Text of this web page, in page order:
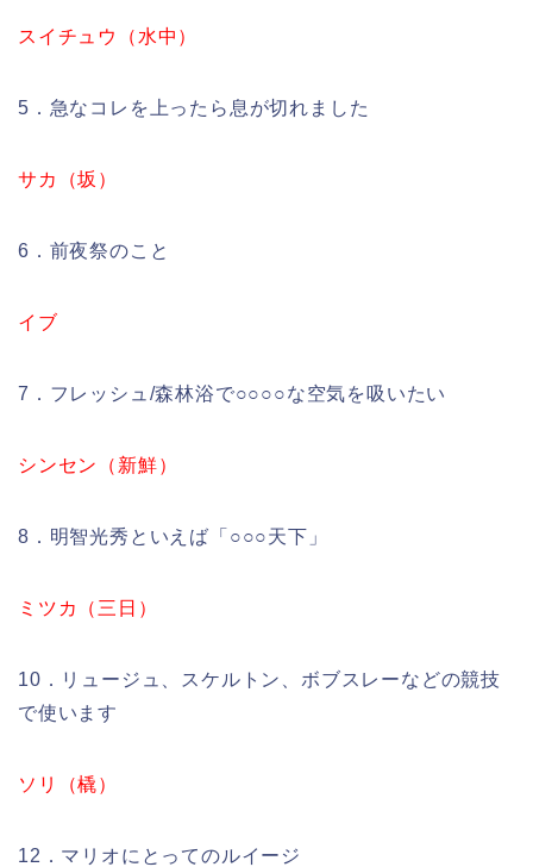
スイチュウ（水中）
5．急なコレを上ったら息が切れました
サカ（坂）
6．前夜祭のこと
イブ
7．フレッシュ/森林浴で○○○○な空気を吸いたい
シンセン（新鮮）
8．明智光秀といえば「○○○天下」
ミツカ（三日）
10．リュージュ、スケルトン、ボブスレーなどの競技
で使います
ソリ（橇）
12．マリオにとってのルイージ